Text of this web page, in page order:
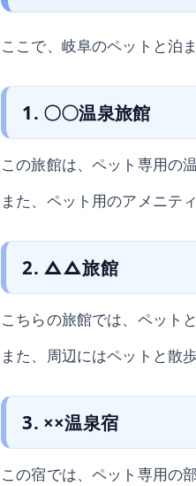
ここで、岐阜のペットと泊
1. 〇〇温泉旅館
この旅館は、ペット専用の
また、ペット用のアメニテ
2. △△旅館
こちらの旅館では、ペット
また、周辺にはペットと散
3. ××温泉宿
この宿では、ペット専用の